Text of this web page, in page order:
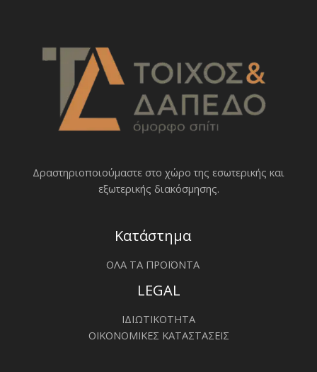
Δραστηριοποιoύμαστε στο χώρο της εσωτερικής και
εξωτερικής διακόσμησης.
Κατάστημα
ΟΛΑ ΤΑ ΠΡΟΪΟΝΤΑ
LEGAL
ΙΔΙΩΤΙΚΟΤΗΤΑ
ΟΙΚΟΝΟΜΙΚΕΣ ΚΑΤΑΣΤΑΣΕΙΣ